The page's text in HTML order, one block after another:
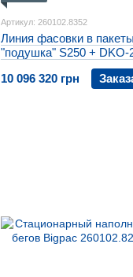
Артикул: 260102.8352
Линия фасовки в пакеты
"подушка" S250 + DKO-
10 096 320 грн